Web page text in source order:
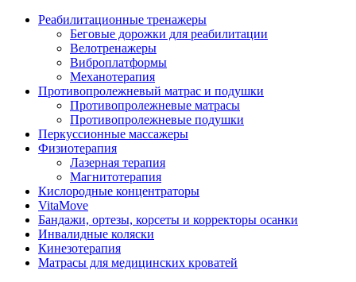
Реабилитационные тренажеры
Беговые дорожки для реабилитации
Велотренажеры
Виброплатформы
Механотерапия
Противопролежневый матрас и подушки
Противопролежневые матрасы
Противопролежневые подушки
Перкуссионные массажеры
Физиотерапия
Лазерная терапия
Магнитотерапия
Кислородные концентраторы
VitaMove
Бандажи, ортезы, корсеты и корректоры осанки
Инвалидные коляски
Кинезотерапия
Матрасы для медицинских кроватей